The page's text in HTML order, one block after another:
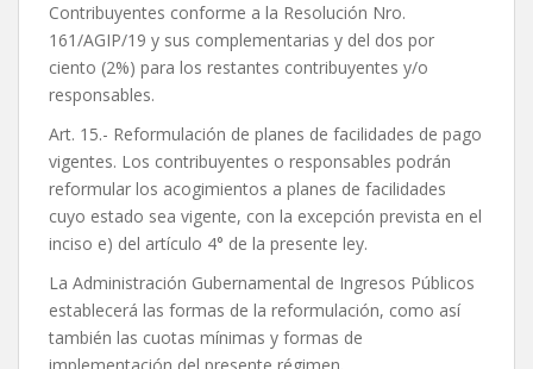
Contribuyentes conforme a la Resolución Nro.
161/AGIP/19 y sus complementarias y del dos por
ciento (2%) para los restantes contribuyentes y/o
responsables.
Art. 15.- Reformulación de planes de facilidades de pago
vigentes. Los contribuyentes o responsables podrán
reformular los acogimientos a planes de facilidades
cuyo estado sea vigente, con la excepción prevista en el
inciso e) del artículo 4° de la presente ley.
La Administración Gubernamental de Ingresos Públicos
establecerá las formas de la reformulación, como así
también las cuotas mínimas y formas de